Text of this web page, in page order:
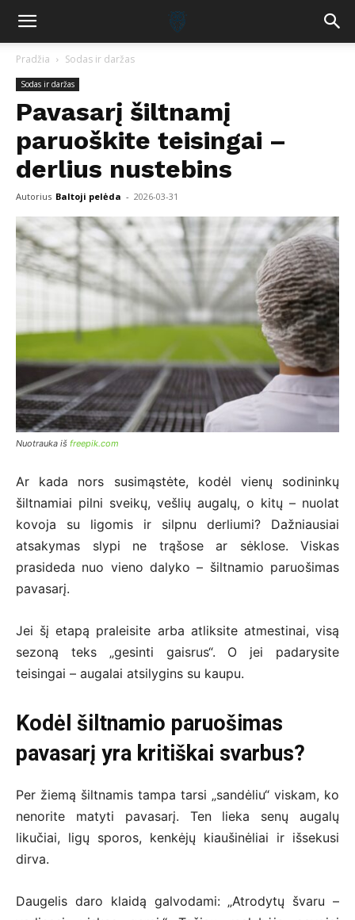
Pradžia Sodas ir daržas
Sodas ir daržas
Pavasarį šiltnamį
paruoškite teisingai –
derlius nustebins
Autorius Baltoji pelėda - 2026-03-31
Nuotrauka iš freepik.com
Ar kada nors susimąstėte, kodėl vienų sodininkų
šiltnamiai pilni sveikų, vešlių augalų, o kitų – nuolat
kovoja su ligomis ir silpnu derliumi? Dažniausiai
atsakymas slypi ne trąšose ar sėklose. Viskas
prasideda nuo vieno dalyko – šiltnamio paruošimas
pavasarį.
Jei šį etapą praleisite arba atliksite atmestinai, visą
sezoną teks „gesinti gaisrus“. O jei padarysite
teisingai – augalai atsilygins su kaupu.
Kodėl šiltnamio paruošimas
pavasarį yra kritiškai svarbus?
Per žiemą šiltnamis tampa tarsi „sandėliu“ viskam, ko
nenorite matyti pavasarį. Ten lieka senų augalų
likučiai, ligų sporos, kenkėjų kiaušinėliai ir išsekusi
dirva.
Daugelis daro klaidą galvodami: „Atrodytų švaru –